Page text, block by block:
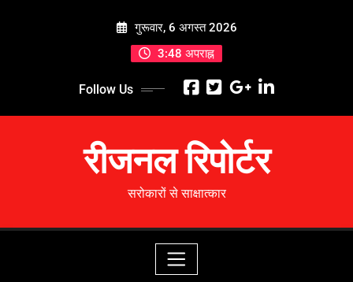
गुरूवार, 6 अगस्त 2026
3:48 अपराह्न
Follow Us
रीजनल रिपोर्टर
सरोकारों से साक्षात्कार